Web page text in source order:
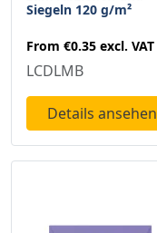
Siegeln 120 g/m²
From €0.35 excl. VAT
LCDLMB
Details ansehen